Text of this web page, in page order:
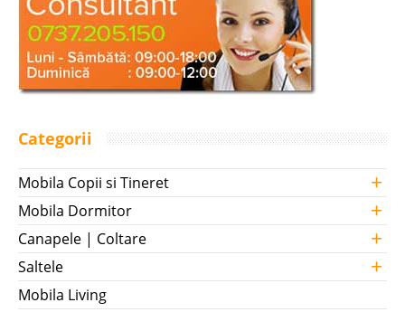
Categorii
Mobila Copii si Tineret +
Mobila Dormitor +
Canapele | Coltare +
Saltele +
Mobila Living